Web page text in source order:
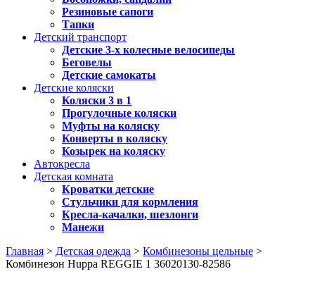
Резиновые сапоги
Тапки
Детский транспорт
Детские 3-х колесные велосипеды
Беговелы
Детские самокаты
Детские коляски
Коляски 3 в 1
Прогулочные коляски
Муфты на коляску
Конверты в коляску
Козырек на коляску
Автокресла
Детская комната
Кроватки детские
Стульчики для кормления
Кресла-качалки, шезлонги
Манежи
Главная > Детская одежда > Комбинезоны цельные >
Комбинезон Huppa REGGIE 1 36020130-82586